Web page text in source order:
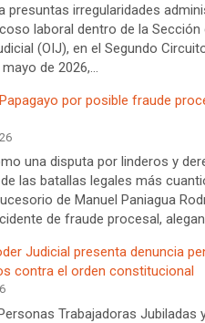
presuntas irregularidades
laboral dentro de la Sección
(OIJ), en el Segundo
de 2026,…
por posible fraude
una disputa por linderos y
las batallas legales más
de Manuel Paniagua
de fraude procesal,
Judicial presenta denuncia
contra el orden constitucional
Trabajadoras